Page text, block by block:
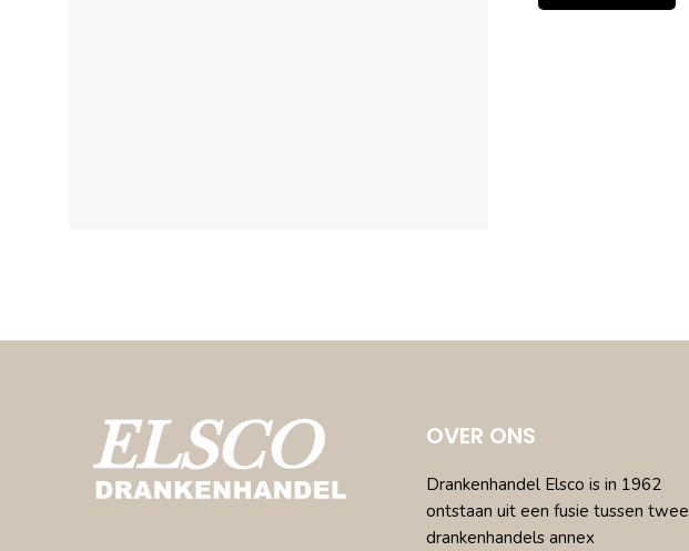
OVER ONS
Drankenhandel Elsco is in 1962
ontstaan uit een fusie tussen twee
drankenhandels annex